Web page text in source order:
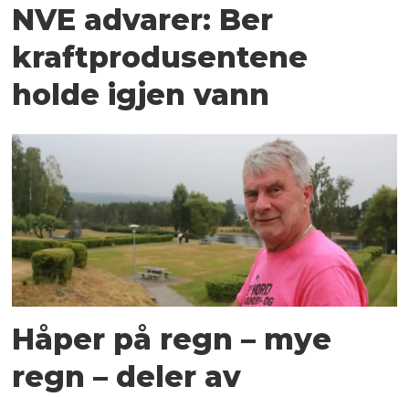
NVE advarer: Ber
kraftprodusentene
holde igjen vann
Håper på regn – mye
regn – deler av